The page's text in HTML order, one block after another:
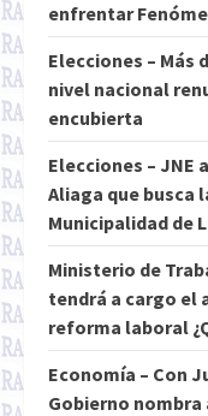
enfrentar
Elecciones – Más
nivel nacional
encubierta
Elecciones – JNE
Aliaga que busca
Municipalidad de
Ministerio de
tendrá a cargo el
reforma laboral
Economía – Con
Gobierno nombra